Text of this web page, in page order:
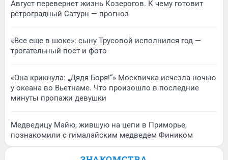
Август перевернет жизнь Козерогов. К чему готовит
ретроградный Сатурн — прогноз
«Все еще в шоке»: сыну Трусовой исполнился год —
трогательный пост и фото
«Она крикнула: „Дядя Боря!“» Москвичка исчезла ночью
у океана во Вьетнаме. Что произошло в последние
минуты пропажи девушки
Медведицу Майю, жившую на цепи в Приморье,
познакомили с гималайским медведем Фиником